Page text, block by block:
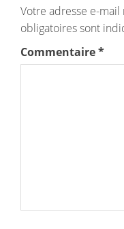
Votre adresse e-
obligatoires sont
Commentaire*